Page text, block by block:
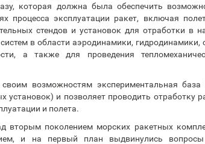
которая должна была обеспечить
процесса эксплуатации ракет, включая
стендов и установок для отработки в
в области аэродинамики, гидродинамики,
а также для проведения
возможностям экспериментальная
установок) и позволяет проводить отработку
и полета.
вторым поколением морских ракетных
и на первый план выдвинулись